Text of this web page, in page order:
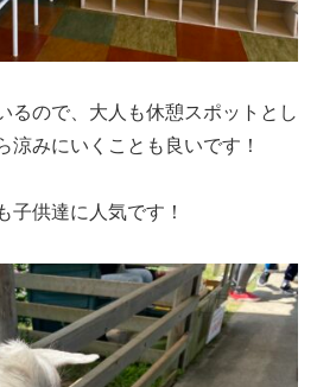
るので、大人も休憩スポットとし
涼みにいくことも良いです！
子供達に人気です！